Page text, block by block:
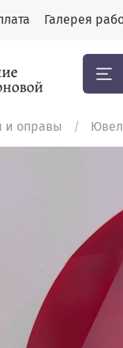
Галерея
и оправы